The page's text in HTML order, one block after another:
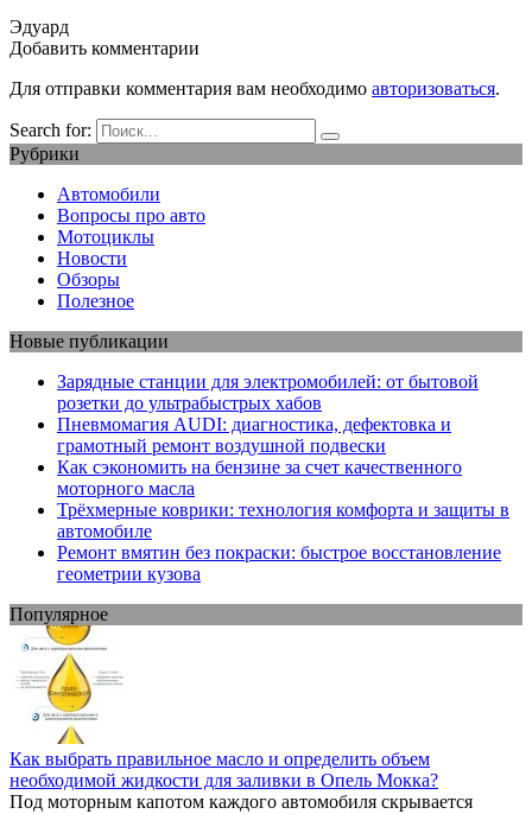
Эдуард
Добавить комментарии
Для отправки комментария вам необходимо авторизоваться.
Search for:
Рубрики
Автомобили
Вопросы про авто
Мотоциклы
Новости
Обзоры
Полезное
Новые публикации
Зарядные станции для электромобилей: от бытовой
розетки до ультрабыстрых хабов
Пневмомагия AUDI: диагностика, дефектовка и
грамотный ремонт воздушной подвески
Как сэкономить на бензине за счет качественного
моторного масла
Трёхмерные коврики: технология комфорта и защиты в
автомобиле
Ремонт вмятин без покраски: быстрое восстановление
геометрии кузова
Популярное
Как выбрать правильное масло и определить объем
необходимой жидкости для заливки в Опель Мокка?
Под моторным капотом каждого автомобиля скрывается